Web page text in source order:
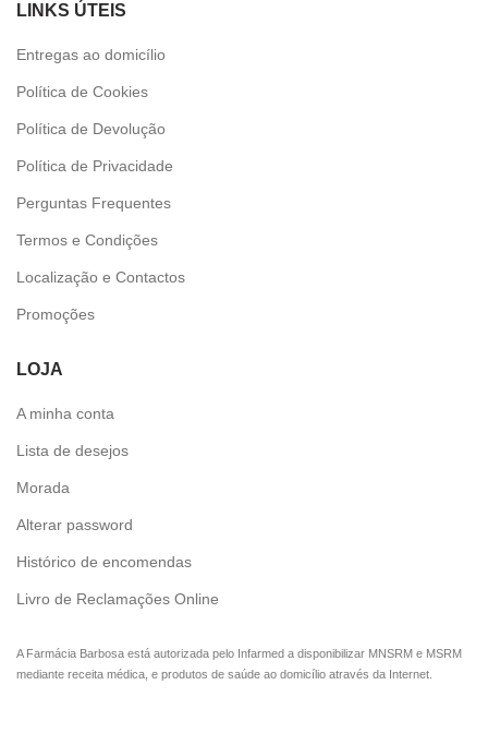
LINKS ÚTEIS
Entregas ao domicílio
Política de Cookies
Política de Devolução
Política de Privacidade
Perguntas Frequentes
Termos e Condições
Localização e Contactos
Promoções
LOJA
A minha conta
Lista de desejos
Morada
Alterar password
Histórico de encomendas
Livro de Reclamações Online
A Farmácia Barbosa está autorizada pelo Infarmed a disponibilizar MNSRM e MSRM
mediante receita médica, e produtos de saúde ao domicílio através da Internet.